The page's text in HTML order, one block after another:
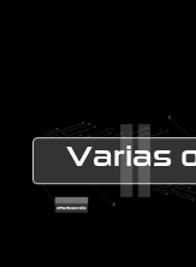
Varias